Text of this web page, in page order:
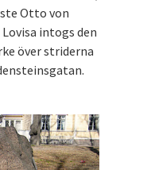
Otto von
intogs den
över striderna